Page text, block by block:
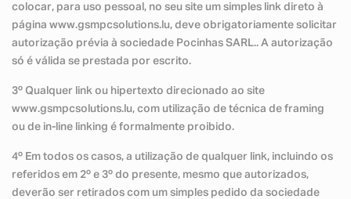
colocar, para uso pessoal, no seu site um simples link direto à
página www.gsmpcsolutions.lu, deve obrigatoriamente solicitar
autorização prévia à sociedade Pocinhas SARL.. A autorização
só é válida se prestada por escrito.
3º Qualquer link ou hipertexto direcionado ao site
www.gsmpcsolutions.lu, com utilização de técnica de framing
ou de in-line linking é formalmente proibido.
4º Em todos os casos, a utilização de qualquer link, incluindo os
referidos em 2º e 3º do presente, mesmo que autorizados,
deverão ser retirados com um simples pedido da sociedade